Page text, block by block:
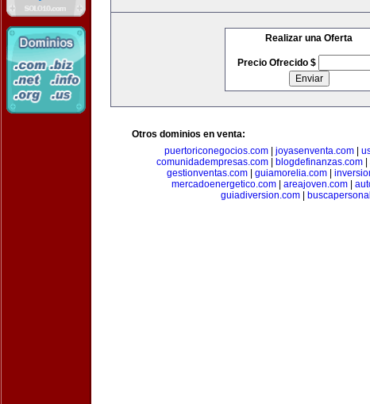
Realizar una Oferta
Precio Ofrecido $
Otros dominios en venta:
puertoriconegocios.com
joyasenventa.com
comunidadempresas.com| blogdefinanzas.com|
gestionventas.com| guiamorelia.com|
mercadoenergetico.com| areajoven.com|
guiadiversion.com